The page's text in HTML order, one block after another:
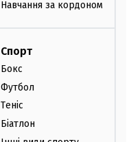
Навчання за кордоном
Спорт
Бокс
Футбол
Теніс
Біатлон